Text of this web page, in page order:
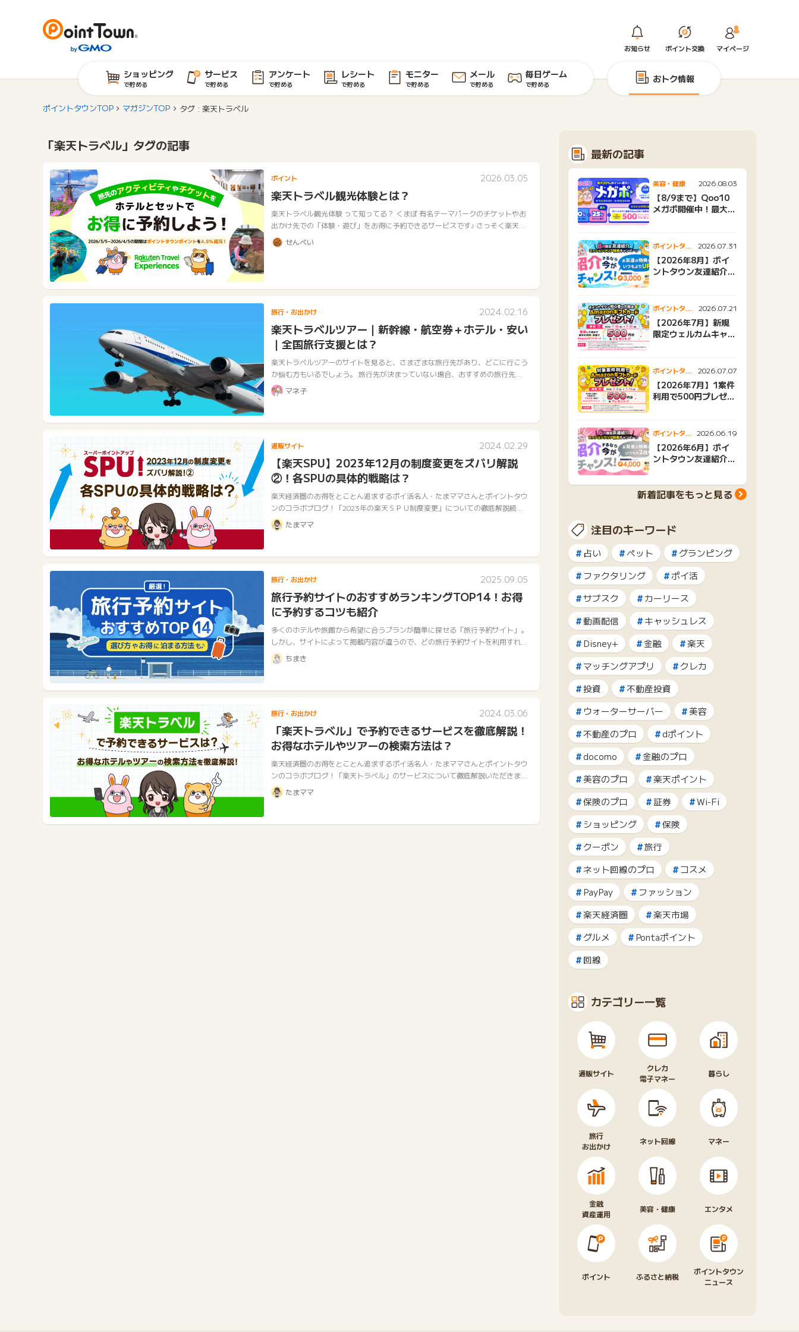
お知らせ ポイント交換 マイページ
ショッピング
で貯める
サービス
で貯める
アンケート
で貯める
レシート
で貯める
モニター
で貯める
メール
で貯める
毎日ゲーム
で貯める おトク情報
ポイントタウンTOP マガジンTOP タグ : 楽天トラベル
「楽天トラベル」タグの記事
ポイント 2026.03.05
楽天トラベル観光体験とは？
楽天トラベル観光体験 って知ってる？ くまぽ 有名テーマパークのチケットやお
出かけ先での「体験・遊び」をお得に予約できるサービスです♪ さっそく楽天ト
ラベル観光体験で予約したい！という方はこちら（※ポイントタウンの会員登…
せんべい
旅行・お出かけ 2024.02.16
楽天トラベルツアー｜新幹線・航空券＋ホテル・安い
｜全国旅行支援とは？
楽天トラベルツアーのサイトを見ると、さまざまな旅行先があり、どこに行こう
か悩む方もいるでしょう。 旅行先が決まっていない場合、おすすめの旅行先は
どこなのか知ることができたらいいですよね。 そこで今回は、人気のある楽天
トラ…
マネ子
通販サイト 2024.02.29
【楽天SPU】2023年12月の制度変更をズバリ解説
②！各SPUの具体的戦略は？
楽天経済圏のお得をとことん追求するポイ活名人・たまママさんとポイントタウ
ンのコラボブログ！「2023年の楽天ＳＰＵ制度変更」についての徹底解説続編
です！たまママ
旅行・お出かけ 2025.09.05
旅行予約サイトのおすすめランキングTOP14！お得
に予約するコツも紹介
多くのホテルや旅館から希望に合うプランが簡単に探せる「旅行予約サイト」。
しかし、サイトによって掲載内容が違うので、どの旅行予約サイトを利用すれば
いいか悩みますよね。 そこで今回は、おすすめの旅行予約サイトを以下の2パ
タ…
ちまき
旅行・お出かけ 2024.03.06
「楽天トラベル」で予約できるサービスを徹底解説！
お得なホテルやツアーの検索方法は？
楽天経済圏のお得をとことん追求するポイ活名人・たまママさんとポイントタウ
ンのコラボブログ！「楽天トラベル」のサービスについて徹底解説いただきま
す！ たまママ
最新の記事
美容・健康 2026.08.03
【8/9まで】Qoo10
メガポ開催中！最大
ポイントタウ
ンニュース
2026.07.31
【2026年8月】ポイ
ントタウン友達紹介キ
ポイントタウ
ンニュース
2026.07.21
【2026年7月】新規
限定ウェルカムキャン
ポイントタウ
ンニュース
2026.07.07
【2026年7月】1案件
利用で500円プレゼン
ポイントタウ
ンニュース
2026.06.19
【2026年6月】ポイ
ントタウン友達紹介キ
新着記事をもっと見る
注目のキーワード
占い ペット
グランピング
ファクタリング
ポイ活
サブスク
カーリース
動画配信
キャッシュレス
Disney+
金融
楽天
マッチングアプリ
クレカ
投資
不動産投資
ウォーターサーバー
美容
不動産のプロ
dポイント
docomo
金融のプロ
美容のプロ
楽天ポイント
保険のプロ
証券
Wi-Fi
ショッピング
保険
クーポン
旅行
ネット回線のプロ
コスメ
PayPay
ファッション
楽天経済圏
楽天市場
グルメ
Pontaポイント
回線
カテゴリー一覧
通販サイト
クレカ
電子マネー
暮らし
旅行
お出かけ
ネット回線 マネー
金融
資産運用
美容・健康 エンタメ
ポイント ふるさと納税
ポイントタウン
ニュース